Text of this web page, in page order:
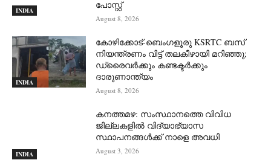
INDIA
പോസ്റ്റ്
August 8, 2026
INDIA
കോഴിക്കോട്-ബെംഗളൂരു KSRTC ബസ്
നിയന്ത്രണം വിട്ട് തലകീഴായി മറിഞ്ഞു;
ഡ്രെെവർക്കും കണ്ടക്ടർക്കും
ദാരുണാന്ത്യം
August 8, 2026
INDIA
കനത്തമഴ: സംസ്ഥാനത്തെ വിവിധ
ജില്ലകളിൽ വിദ്യാഭ്യാസ
സ്ഥാപനങ്ങൾക്ക് നാളെ അവധി
August 3, 2026